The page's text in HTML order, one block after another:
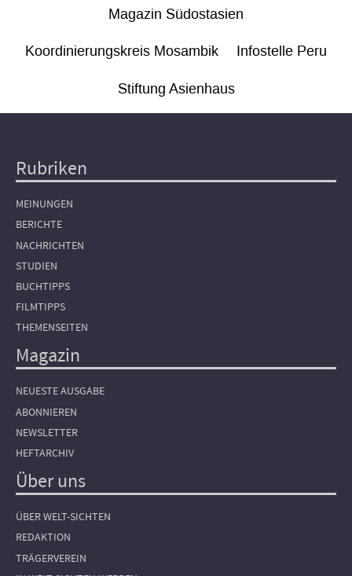
Magazin Südostasien
Koordinierungskreis Mosambik Infostelle Peru
Stiftung Asienhaus
Hauptnavigation
Rubriken
MEINUNGEN
BERICHTE
NACHRICHTEN
STUDIEN
BUCHTIPPS
FILMTIPPS
THEMENSEITEN
Magazin
NEUESTE AUSGABE
ABONNIEREN
NEWSLETTER
HEFTARCHIV
Über uns
ÜBER WELT-SICHTEN
REDAKTION
TRÄGERVEREIN